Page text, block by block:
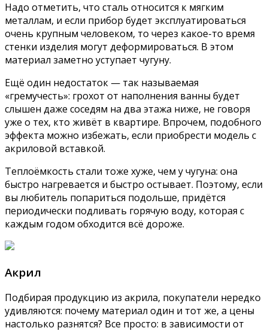
Надо отметить, что сталь относится к мягким
металлам, и если прибор будет эксплуатироваться
очень крупным человеком, то через какое-то время
стенки изделия могут деформироваться. В этом
материал заметно уступает чугуну.
Ещё один недостаток — так называемая
«гремучесть»: грохот от наполнения ванны будет
слышен даже соседям на два этажа ниже, не говоря
уже о тех, кто живёт в квартире. Впрочем, подобного
эффекта можно избежать, если приобрести модель с
акриловой вставкой.
Теплоёмкость стали тоже хуже, чем у чугуна: она
быстро нагревается и быстро остывает. Поэтому, если
вы любитель попариться подольше, придётся
периодически подливать горячую воду, которая с
каждым годом обходится всё дороже.
Акрил
Подбирая продукцию из акрила, покупатели нередко
удивляются: почему материал один и тот же, а цены
настолько разнятся? Все просто: в зависимости от